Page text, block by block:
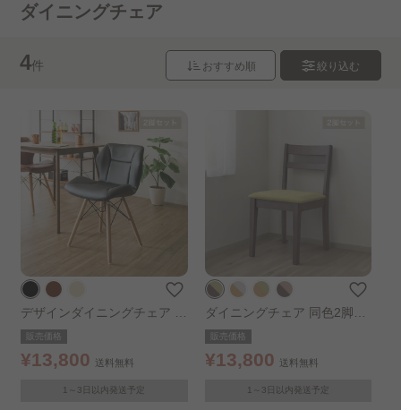
ダイニングテーブル
組立設置サービス（ダイニングテーブル・チェア..
ダイニングチェア
4件 おすすめ順 絞り込む
デザインダイニングチェア 2
脚セット ブラック
販売価格
¥13,800 送料無料
1～3日以内発送予定
ダイニングチェア 同色2脚セ
ット ウォルナット×グリーン
販売価格
¥13,800 送料無料
1～3日以内発送予定